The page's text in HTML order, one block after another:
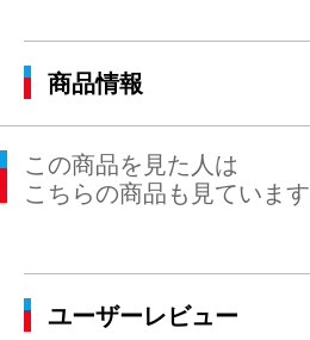
商品情報
この商品を見た人は
こちらの商品も見ています
ユーザーレビュー